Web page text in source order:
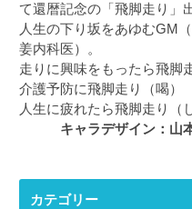
て還暦記念の「飛脚走り」
人生の下り坂をあゆむGM
姜内科医）。
走りに興味をもったら飛脚
介護予防に飛脚走り（喝）
人生に疲れたら飛脚走り（
キャラデザイン：山本
カテゴリー